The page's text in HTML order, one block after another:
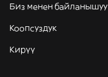
Биз менен байланышуу
Коопсуздук
Кирүү